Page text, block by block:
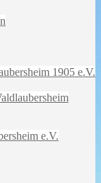
1905 e.V.
e.V.